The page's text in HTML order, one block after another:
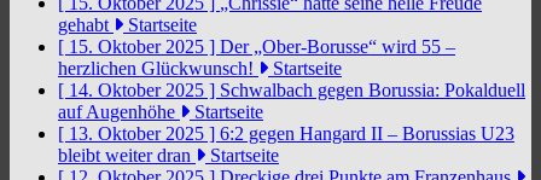
gehabt
Startseite
[ 15. Oktober 2025 ] Der „Ober-Borusse“ wird 55 –
herzlichen Glückwunsch!
Startseite
[ 14. Oktober 2025 ] Schwalbach gegen Borussia: Pokalduell
auf Augenhöhe
Startseite
[ 13. Oktober 2025 ] 6:2 gegen Hangard II – Borussias U23
bleibt weiter dran
Startseite